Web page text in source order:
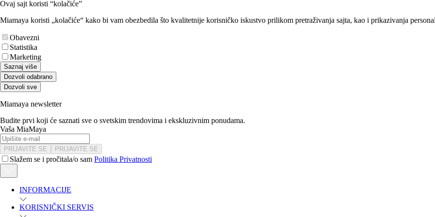
Ovaj sajt koristi “kolačiće”
Miamaya koristi „kolačiće“ kako bi vam obezbedila što kvalitetnije korisničko iskustvo prilikom pretraživanja sajta, kao i prikazivanja
Obavezni
Statistika
Marketing
Saznaj više
Dozvoli odabrano
Dozvoli sve
Miamaya newsletter
Budite prvi koji će saznati sve o svetskim trendovima i ekskluzivnim ponudama.
Vaša MiaMaya
PRIJAVITE SE PRIJAVITE SE
Slažem se i pročitala/o sam Politika Privatnosti
INFORMACIJE
KORISNIČKI SERVIS